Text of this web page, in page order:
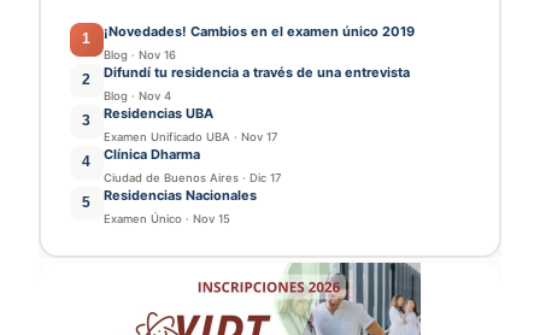
1 ¡Novedades! Cambios en el examen único 2019
Blog · Nov 16
2 Difundí tu residencia a través de una entrevista
Blog · Nov 4
3 Residencias UBA
Examen Unificado UBA · Nov 17
4 Clínica Dharma
Ciudad de Buenos Aires · Dic 17
5 Residencias Nacionales
Examen Único · Nov 15